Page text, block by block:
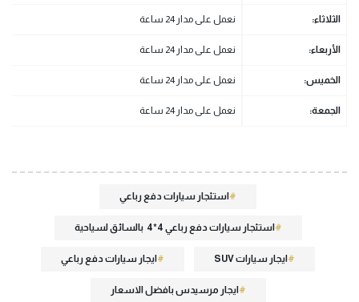
الثلاثاء: نعمل على مدار 24 ساعة
الأربعاء: نعمل على مدار 24 ساعة
الخميس: نعمل على مدار 24 ساعة
الجمعة: نعمل على مدار 24 ساعة
استئجار سيارات دفع رباعي
استئجار سيارات دفع رباعي 4*4 بالسائق لسياحية
ايجار سيارات SUV ايجار سيارات دفع رباعي
ايجار مرسيدس بافضل الاسعار